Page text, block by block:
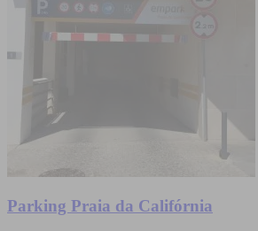
Parking Praia da Califórnia